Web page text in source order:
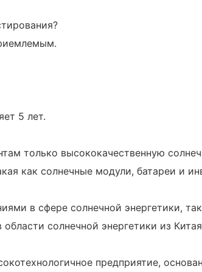
5 лет.
только высококачественную
как солнечные модули, батареи и
в сфере солнечной энергетики,
солнечной энергетики из
предприятие,